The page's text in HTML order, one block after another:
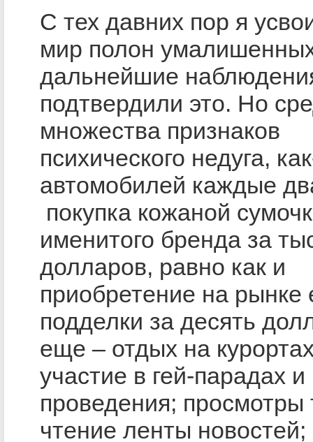
С тех давних пор я
мир полон
дальнейшие
подтвердили это. Но
множества признаков
психического недуга,
автомобилей каждые
покупка кожаной
именитого бренда за
долларов, равно как и
приобретение на рынке
подделки за десять
еще – отдых на
участие в гей-парадах и
проведения; просмотры
чтение ленты новостей;